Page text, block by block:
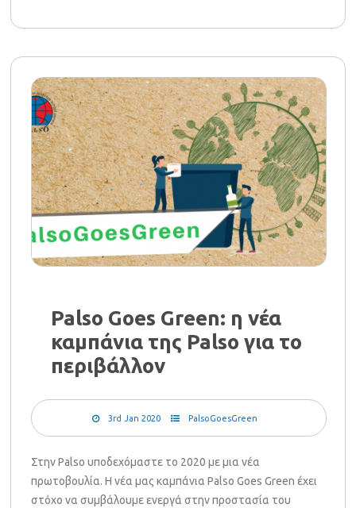
Palso Goes Green: η νέα
καμπάνια της Palso για το
περιβάλλον
3rd Jan 2020 PalsoGoesGreen
Στην Palso υποδεχόμαστε το 2020 με μια νέα
πρωτοβουλία. Η νέα μας καμπάνια Palso Goes Green έχει
στόχο να συμβάλουμε ενεργά στην προστασία του